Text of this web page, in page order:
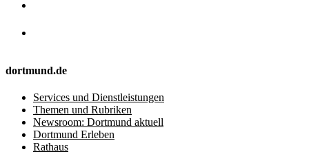
dortmund.de
Services und Dienstleistungen
Themen und Rubriken
Newsroom: Dortmund aktuell
Dortmund Erleben
Rathaus